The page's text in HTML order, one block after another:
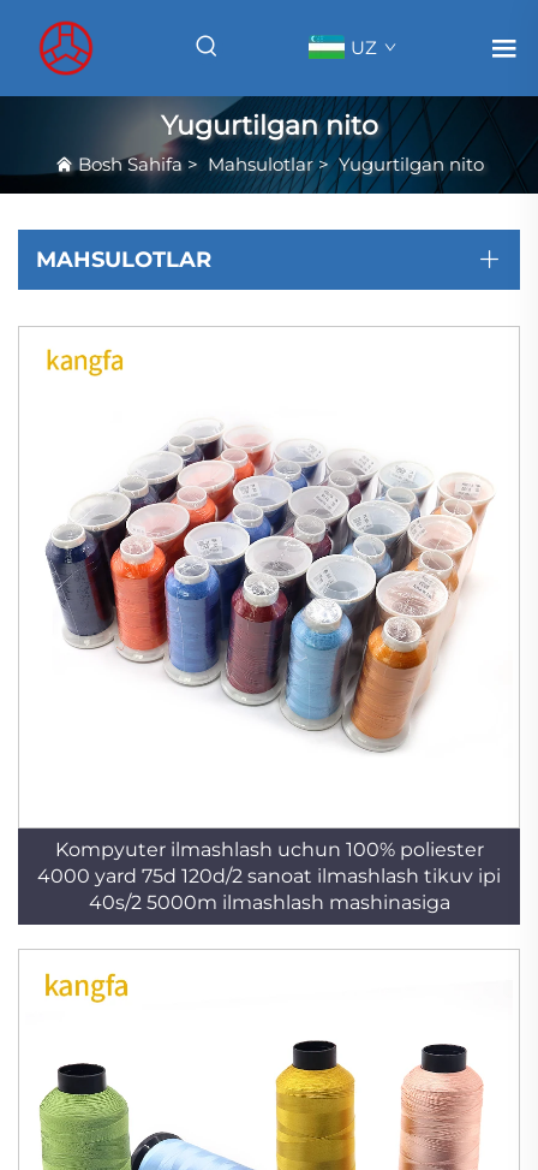
UZ
Yugurtilgan nito
Bosh Sahifa> Mahsulotlar>Yugurtilgan nito
MAHSULOTLAR
Kompyuter ilmashlash uchun 100% poliester
4000 yard 75d 120d/2 sanoat ilmashlash tikuv ipi
40s/2 5000m ilmashlash mashinasiga